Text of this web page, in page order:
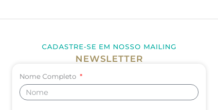
CADASTRE-SE EM NOSSO MAILING
NEWSLETTER
Nome Completo